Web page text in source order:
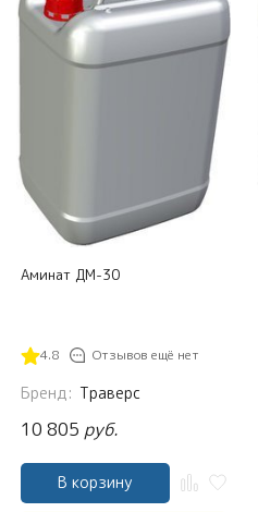
Аминат ДМ-30
4.8 Отзывов ещё нет
Бренд: Траверс
10 805 руб.
В корзину